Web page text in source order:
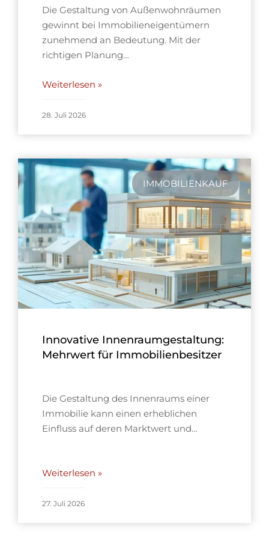
Die Gestaltung von Außenwohnräumen
gewinnt bei Immobilieneigentümern
zunehmend an Bedeutung. Mit der
richtigen Planung…
Weiterlesen »
28. Juli 2026
IMMOBILIENKAUF
Innovative Innenraumgestaltung:
Mehrwert für Immobilienbesitzer
Die Gestaltung des Innenraums einer
Immobilie kann einen erheblichen
Einfluss auf deren Marktwert und…
Weiterlesen »
27. Juli 2026